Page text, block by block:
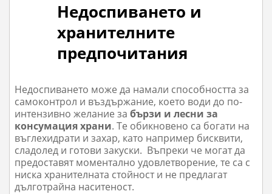
Недоспиването и
хранителните
предпочитания
Недоспиването може да намали способността за
самоконтрол и въздържание, което води до по-
интензивно желание за бързи и лесни за
консумация храни. Те обикновено са богати на
въглехидрати и захар, като например бисквити,
сладолед и готови закуски. Въпреки че могат да
предоставят моментално удовлетворение, те са с
ниска хранителната стойност и не предлагат
дълготрайна наситеност.